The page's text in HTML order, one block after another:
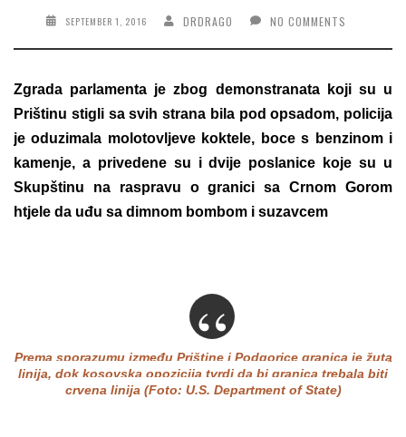
SEPTEMBER 1, 2016 DRDRAGO NO COMMENTS
Zgrada parlamenta je zbog demonstranata koji su u
Prištinu stigli sa svih strana bila pod opsadom, policija
je oduzimala molotovljeve koktele, boce s benzinom i
kamenje, a privedene su i dvije poslanice koje su u
Skupštinu na raspravu o granici sa Crnom Gorom
htjele da uđu sa dimnom bombom i suzavcem
Prema sporazumu između Prištine i Podgorice granica je žuta
linija, dok kosovska opozicija tvrdi da bi granica trebala biti
crvena linija (Foto: U.S. Department of State)